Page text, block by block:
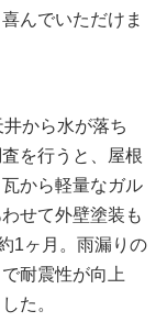
んでいただけま
から水が落ち
を行うと、屋根
から軽量なガル
せて外壁塗装も
1ヶ月。雨漏りの
耐震性が向上
た。